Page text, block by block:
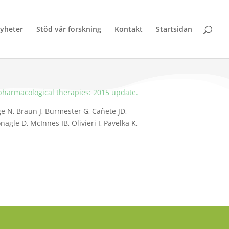
Stöd vår forskning Kontakt Startsidan
therapies: 2015 update.
N, Braun J, Burmester G, Cañete JD,
D, McInnes IB, Olivieri I, Pavelka K,